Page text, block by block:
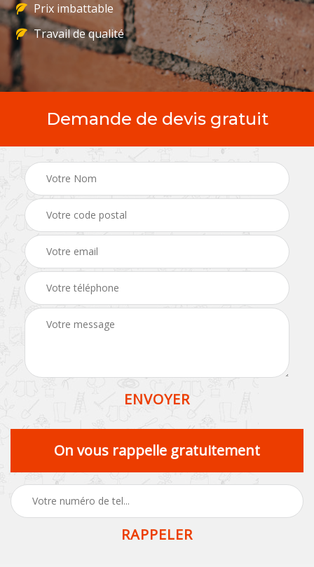
Prix imbattable
Travail de qualité
Demande de devis gratuit
On vous rappelle gratuitement